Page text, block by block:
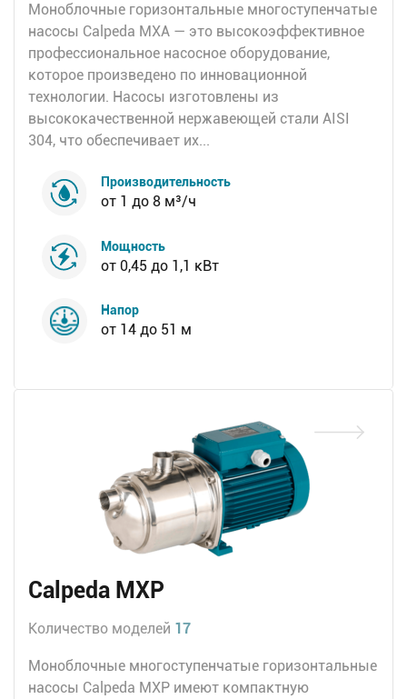
Моноблочные горизонтальные многоступенчатые
насосы Calpeda MXA — это высокоэффективное
профессиональное насосное оборудование,
которое произведено по инновационной
технологии. Насосы изготовлены из
высококачественной нержавеющей стали AISI
304, что обеспечивает их...
Производительность
от 1 до 8 м³/ч
Мощность
от 0,45 до 1,1 кВт
Напор
от 14 до 51 м
Calpeda MXP
Количество моделей 17
Моноблочные многоступенчатые горизонтальные
насосы Calpeda MXP имеют компактную